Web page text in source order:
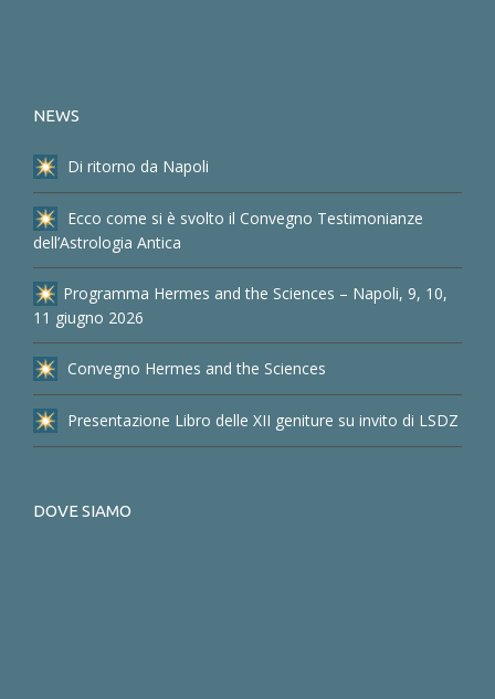
NEWS
Di ritorno da Napoli
Ecco come si è svolto il Convegno Testimonianze
dell’Astrologia Antica
Programma Hermes and the Sciences – Napoli, 9, 10,
11 giugno 2026
Convegno Hermes and the Sciences
Presentazione Libro delle XII geniture su invito di LSDZ
DOVE SIAMO